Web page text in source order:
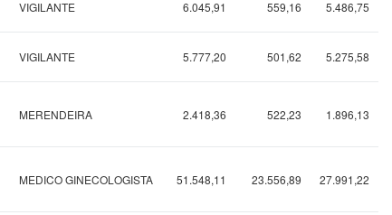
VIGILANTE 6.045,91 559,16 5.486,75
VIGILANTE 5.777,20 501,62 5.275,58
MERENDEIRA 2.418,36 522,23 1.896,13
MEDICO GINECOLOGISTA 51.548,11 23.556,89 27.991,22